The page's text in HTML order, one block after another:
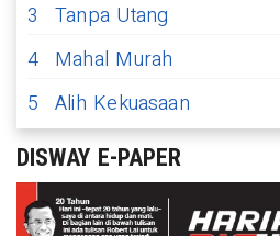
3
Tanpa Utang
4 Mahal Murah
5 Alih Kekuasaan
DISWAY E-PAPER